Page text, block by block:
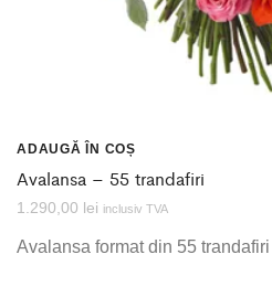
ADAUGĂ ÎN COȘ
Avalansa – 55 trandafiri
1.290,00 lei inclusiv TVA
Avalansa format din 55 trandafiri